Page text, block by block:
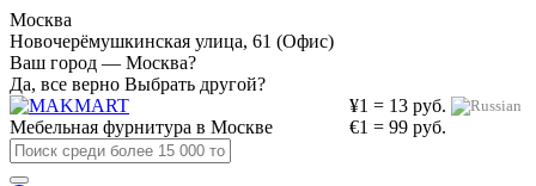
Москва
Новочерёмушкинская улица, 61 (Офис)
Ваш город — Москва?
Да, все верно Выбрать другой?
¥1 = 13 руб.
€1 = 99 руб.
Мебельная фурнитура в Москве